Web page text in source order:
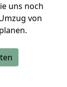
uns noch
von